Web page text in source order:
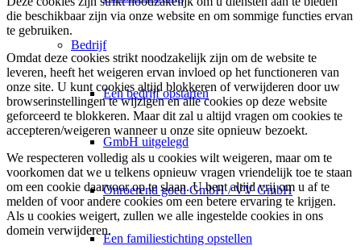
Bedrijf
Een bedrijf opstarten
GmbH uitgelegd
Onroerend goed GmbH / VV GmbH
Een familiestichting opstellen
die beschikbaar zijn via onze website en om sommige functies ervan
te gebruiken.
Omdat deze cookies strikt noodzakelijk zijn om de website te
leveren, heeft het weigeren ervan invloed op het functioneren van
onze site. U kunt cookies altijd blokkeren of verwijderen door uw
browserinstellingen te wijzigen en alle cookies op deze website
geforceerd te blokkeren. Maar dit zal u altijd vragen om cookies te
accepteren/weigeren wanneer u onze site opnieuw bezoekt.
We respecteren volledig als u cookies wilt weigeren, maar om te
voorkomen dat we u telkens opnieuw vragen vriendelijk toe te staan
om een cookie daarvoor op te slaan. U bent altijd vrij om u af te
melden of voor andere cookies om een betere ervaring te krijgen.
Als u cookies weigert, zullen we alle ingestelde cookies in ons
domein verwijderen.